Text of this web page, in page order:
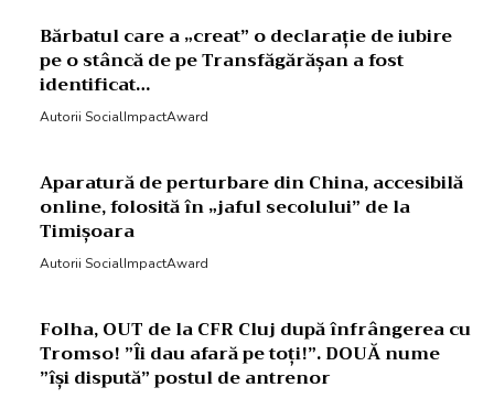
Bărbatul care a „creat” o declarație de iubire
pe o stâncă de pe Transfăgărășan a fost
identificat…
Autorii SocialImpactAward
Aparatură de perturbare din China, accesibilă
online, folosită în „jaful secolului” de la
Timișoara
Autorii SocialImpactAward
Folha, OUT de la CFR Cluj după înfrângerea cu
Tromso! ”Îi dau afară pe toți!”. DOUĂ nume
”își dispută” postul de antrenor